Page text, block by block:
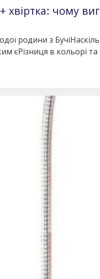
хвіртка: чому
родини з
єРізниця в кольорі